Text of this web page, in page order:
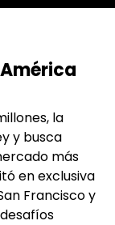
la
y busca
más
en exclusiva
Francisco y